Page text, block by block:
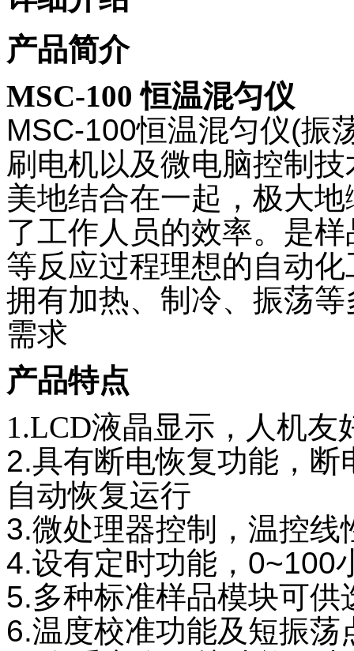
产品简介
MSC-100恒温混匀仪
MSC-100恒温混匀仪(振
刷电机以及微电脑控制
美地结合在一起，极大
了工作人员的效率。是
等反应过程理想的自动
拥有加热、制冷、振荡
需求
产品特点
1.LCD液晶显示，人机友
2.具有断电恢复功能，
自动恢复运行
3.微处理器控制，温控
4.设有定时功能，0~100
5.多种标准样品模块可供
6.温度校准功能及短振荡